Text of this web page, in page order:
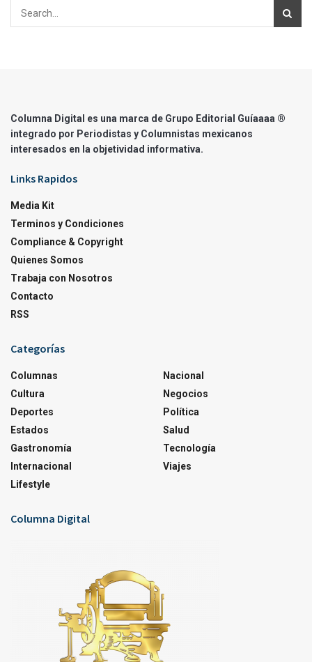
Columna Digital es una marca de Grupo Editorial Guíaaaa ®
integrado por Periodistas y Columnistas mexicanos
interesados en la objetividad informativa.
Links Rapidos
Media Kit
Terminos y Condiciones
Compliance & Copyright
Quienes Somos
Trabaja con Nosotros
Contacto
RSS
Categorías
Columnas
Cultura
Deportes
Estados
Gastronomía
Internacional
Lifestyle
Nacional
Negocios
Política
Salud
Tecnología
Viajes
Columna Digital